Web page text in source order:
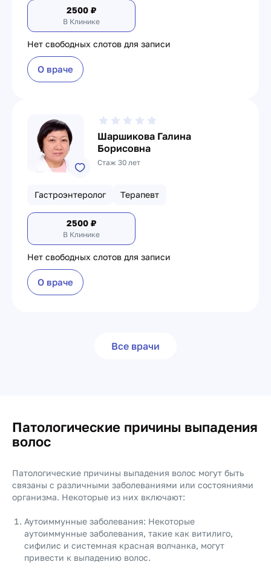
2500 ₽
В Клинике
Нет свободных слотов для записи
О враче
Шаршикова Галина
Борисовна
Стаж 30 лет
Гастроэнтеролог Терапевт
2500 ₽
В Клинике
Нет свободных слотов для записи
О враче
Все врачи
Патологические причины выпадения
волос
Патологические причины выпадения волос могут быть
связаны с различными заболеваниями или состояниями
организма. Некоторые из них включают:
Аутоиммунные заболевания: Некоторые
аутоиммунные заболевания, такие как витилиго,
сифилис и системная красная волчанка, могут
привести к выпадению волос.